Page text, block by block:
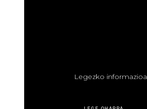
Legezko informazioa